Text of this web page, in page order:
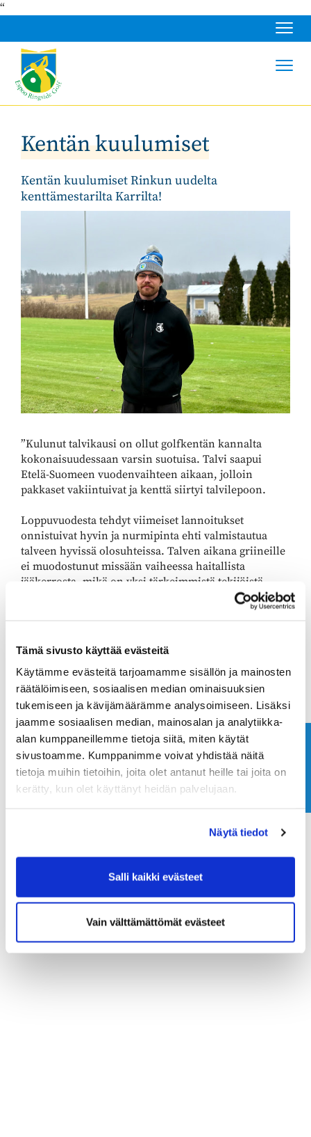
Tämä sivusto käyttää evästeitä
Käytämme evästeitä tarjoamamme sisällön ja mainosten
räätälöimiseen, sosiaalisen median ominaisuuksien
tukemiseen ja kävijämäärämme analysoimiseen. Lisäksi
jaamme sosiaalisen median, mainosalan ja analytiikka-
alan kumppaneillemme tietoja siitä, miten käytät
sivustoamme. Kumppanimme voivat yhdistää näitä
tietoja muihin tietoihin, joita olet antanut heille tai joita on
kerätty, kun olet käyttänyt heidän palvelujaan.
Näytä tiedot
Salli kaikki evästeet
Vain välttämättömät evästeet
“
Kentän kuulumiset
Kentän kuulumiset Rinkun uudelta
kenttämestarilta Karrilta!
”Kulunut talvikausi on ollut golfkentän kannalta
kokonaisuudessaan varsin suotuisa. Talvi saapui
Etelä-Suomeen vuodenvaihteen aikaan, jolloin
pakkaset vakiintuivat ja kenttä siirtyi talvilepoon.
Loppuvuodesta tehdyt viimeiset lannoitukset
onnistuivat hyvin ja nurmipinta ehti valmistautua
talveen hyvissä olosuhteissa. Talven aikana griineille
ei muodostunut missään vaiheessa haitallista
jääkerrosta, mikä on yksi tärkeimmistä tekijöistä
tasaisina, eikä jäätymis- ja sulamisjaksoja esiintynyt.
Tämä on auttanut suojaamaan kasvustoa
talvivaurioilta ja mahdollistanut griinien tasaisen
talvehtimisen.
Kevään lähestyessä osa griineistä on hieman
haaleampia väriltään, mikä on talven jälkeen
normaalia. Näille alueille tullaan kevään aikana
tekemään tarvittavia hoitotoimenpiteitä, jotta
kasvusto saadaan nopeasti hyvään kasvuun ja
pelikuntoon.
Nyt katseet ovat jo tulevassa keväässä. Toiveena on
suotuisa kevät ja aikainen kasvukauden alku, jotta
kenttä pääsee heräämään talven jälkeen
mahdollisimman hyvissä olosuhteissa.”
Nähdään pian!